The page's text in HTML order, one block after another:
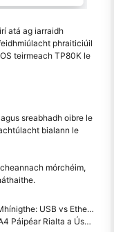
atá ag iarraidh
phraiticiúil
teirmeach TP80K le
sreabhadh oibre le
bialann le
mórchéim,
vs Bluetooth Hanin ((HPRT) Treoir
a Úsáid? Sea, Seo Conas